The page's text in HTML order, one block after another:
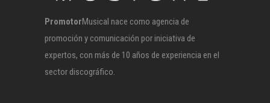
PromotorMusical nace como agencia de
promoción y comunicación por iniciativa de
expertos, con más de 10 años de experiencia en el
sector discográfico.